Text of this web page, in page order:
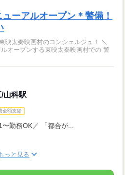
ーアルオープン＊警備！
映太秦映画村のコンシェルジュ！ ＼
オープンする東映太秦映画村での 警
山科駅
全額支給
勤務OK／ 「都合が...
っと見る